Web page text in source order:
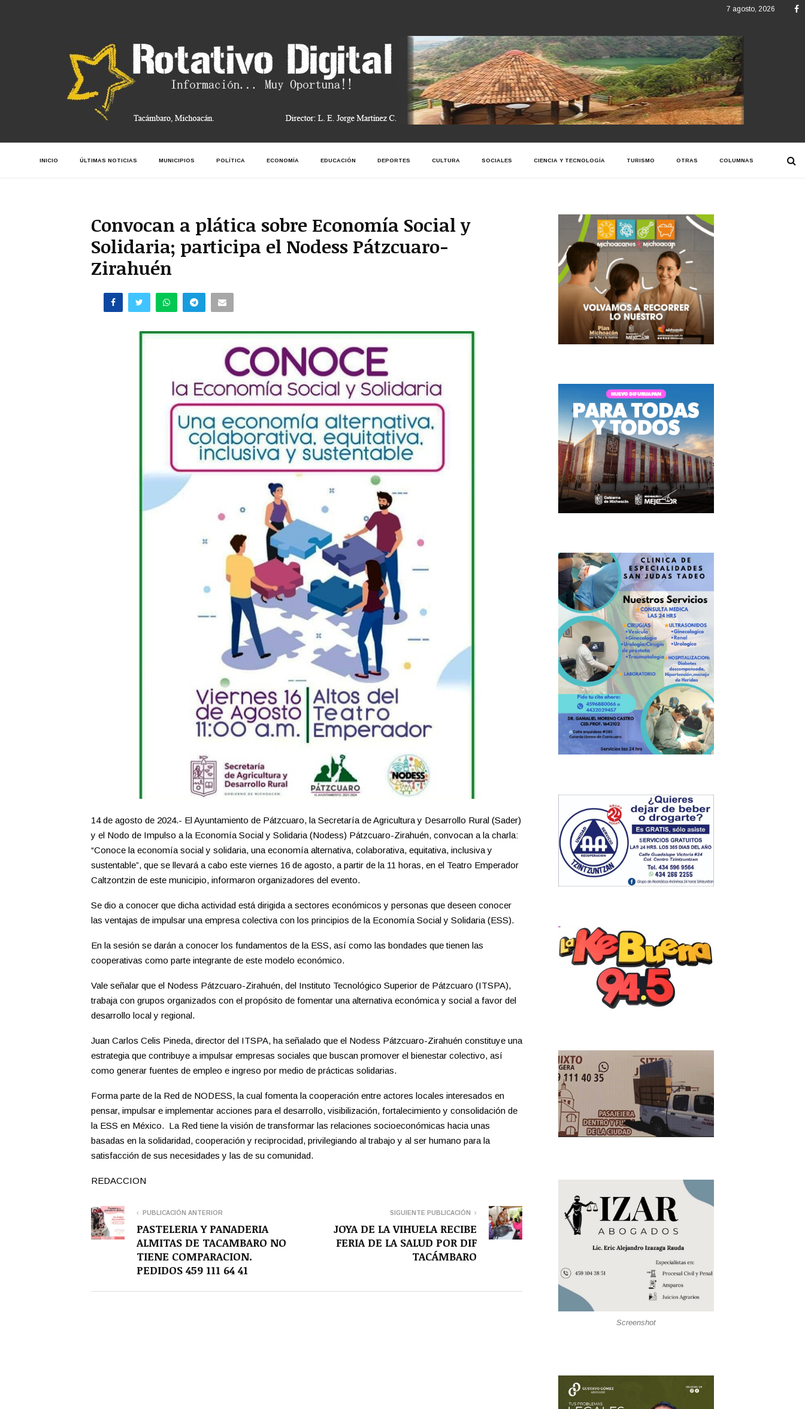
7 agosto, 2026
INICIO ÚLTIMAS NOTICIAS MUNICIPIOS POLÍTICA ECONOMÍA EDUCACIÓN DEPORTES CULTURA SOCIALES CIENCIA Y TECNOLOGÍA TURISMO OTRAS COLUMNAS
Convocan a plática sobre Economía Social y
Solidaria; participa el Nodess Pátzcuaro-
Zirahuén
14 de agosto de 2024.- El Ayuntamiento de Pátzcuaro, la Secretaría de Agricultura y Desarrollo Rural (Sader)
y el Nodo de Impulso a la Economía Social y Solidaria (Nodess) Pátzcuaro-Zirahuén, convocan a la charla:
“Conoce la economía social y solidaria, una economía alternativa, colaborativa, equitativa, inclusiva y
sustentable”, que se llevará a cabo este viernes 16 de agosto, a partir de la 11 horas, en el Teatro Emperador
Caltzontzin de este municipio, informaron organizadores del evento.
Se dio a conocer que dicha actividad está dirigida a sectores económicos y personas que deseen conocer
las ventajas de impulsar una empresa colectiva con los principios de la Economía Social y Solidaria (ESS).
En la sesión se darán a conocer los fundamentos de la ESS, así como las bondades que tienen las
cooperativas como parte integrante de este modelo económico.
Vale señalar que el Nodess Pátzcuaro-Zirahuén, del Instituto Tecnológico Superior de Pátzcuaro (ITSPA),
trabaja con grupos organizados con el propósito de fomentar una alternativa económica y social a favor del
desarrollo local y regional.
Juan Carlos Celis Pineda, director del ITSPA, ha señalado que el Nodess Pátzcuaro-Zirahuén constituye una
estrategia que contribuye a impulsar empresas sociales que buscan promover el bienestar colectivo, así
como generar fuentes de empleo e ingreso por medio de prácticas solidarias.
Forma parte de la Red de NODESS, la cual fomenta la cooperación entre actores locales interesados en
pensar, impulsar e implementar acciones para el desarrollo, visibilización, fortalecimiento y consolidación de
la ESS en México. La Red tiene la visión de transformar las relaciones socioeconómicas hacia unas
basadas en la solidaridad, cooperación y reciprocidad, privilegiando al trabajo y al ser humano para la
satisfacción de sus necesidades y las de su comunidad.
REDACCION
PUBLICACIÓN ANTERIOR
PASTELERIA Y PANADERIA
ALMITAS DE TACAMBARO NO
TIENE COMPARACION.
PEDIDOS 459 111 64 41
SIGUIENTE PUBLICACIÓN
JOYA DE LA VIHUELA RECIBE
FERIA DE LA SALUD POR DIF
TACÁMBARO
Screenshot